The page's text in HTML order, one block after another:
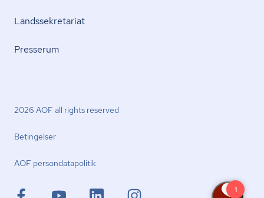
Lands­se­kre­ta­ri­at
Presserum
2026 AOF all rights reserved
Betingelser
AOF per­son­da­ta­po­li­tik